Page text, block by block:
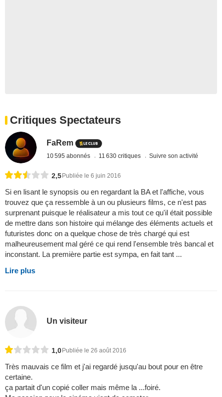
Critiques Spectateurs
FaRem
10 595 abonnés 11 630 critiques Suivre son activité
2,5 Publiée le 6 juin 2016
Si en lisant le synopsis ou en regardant la BA et l'affiche, vous
trouvez que ça ressemble à un ou plusieurs films, ce n'est pas
surprenant puisque le réalisateur a mis tout ce qu'il était possible
de mettre dans son histoire qui mélange des éléments actuels et
futuristes donc on a quelque chose de très chargé qui est
malheureusement mal géré ce qui rend l'ensemble très bancal et
inconstant. La première partie est sympa, en fait tant ...
Lire plus
Un visiteur
1,0Publiée le 26 août 2016
Très mauvais ce film et j'ai regardé jusqu'au bout pour en être
certaine.
ça partait d'un copié coller mais même la ...foiré.